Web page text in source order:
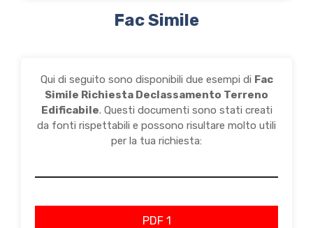
Fac Simile
Qui di seguito sono disponibili due esempi di Fac
Simile Richiesta Declassamento Terreno
Edificabile. Questi documenti sono stati creati
da fonti rispettabili e possono risultare molto utili
per la tua richiesta:
PDF 1